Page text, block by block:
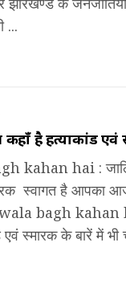
...
कहाँ है हत्याकांड एवं
kahan hai :
स्वागत है
bagh kahan
स्मारक के बारें में भी